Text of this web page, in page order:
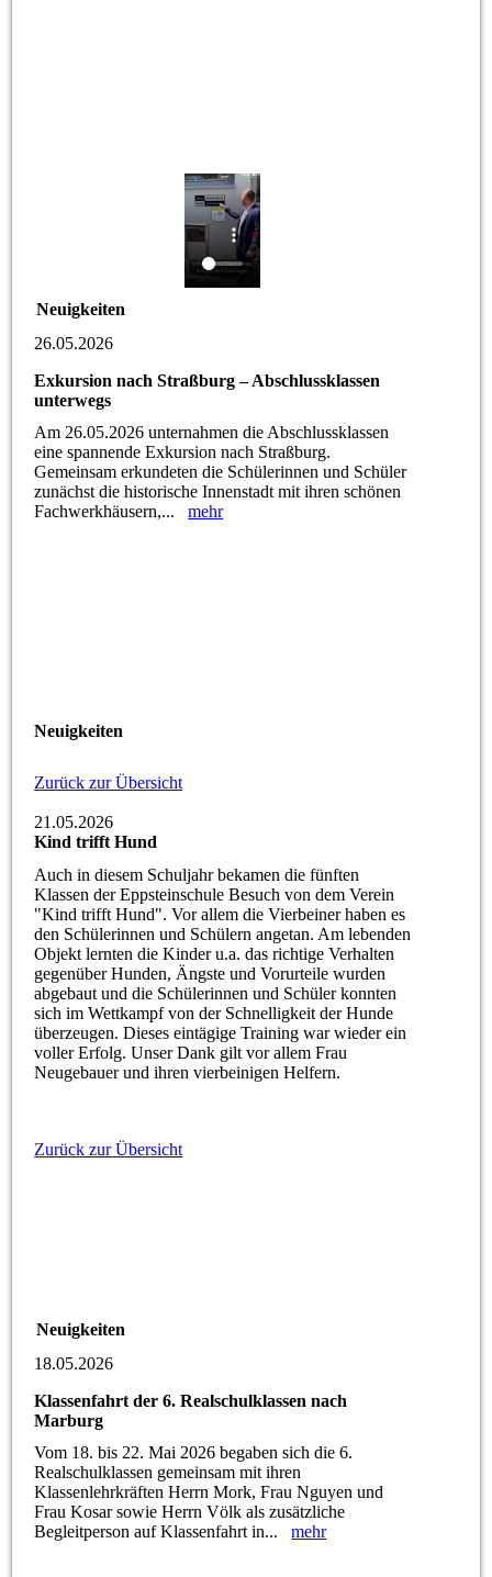
Neuigkeiten
26.05.2026
Exkursion nach Straßburg – Abschlussklassen
unterwegs
Am 26.05.2026 unternahmen die Abschlussklassen
eine spannende Exkursion nach Straßburg.
Gemeinsam erkundeten die Schülerinnen und Schüler
zunächst die historische Innenstadt mit ihren schönen
Fachwerkhäusern,...mehr
Neuigkeiten
Zurück zur Übersicht
21.05.2026
Kind trifft Hund
Auch in diesem Schuljahr bekamen die fünften
Klassen der Eppsteinschule Besuch von dem Verein
"Kind trifft Hund". Vor allem die Vierbeiner haben es
den Schülerinnen und Schülern angetan. Am lebenden
Objekt lernten die Kinder u.a. das richtige Verhalten
gegenüber Hunden, Ängste und Vorurteile wurden
abgebaut und die Schülerinnen und Schüler konnten
sich im Wettkampf von der Schnelligkeit der Hunde
überzeugen. Dieses eintägige Training war wieder ein
voller Erfolg. Unser Dank gilt vor allem Frau
Neugebauer und ihren vierbeinigen Helfern.
Zurück zur Übersicht
Neuigkeiten
18.05.2026
Klassenfahrt der 6. Realschulklassen nach
Marburg
Vom 18. bis 22. Mai 2026 begaben sich die 6.
Realschulklassen gemeinsam mit ihren
Klassenlehrkräften Herrn Mork, Frau Nguyen und
Frau Kosar sowie Herrn Völk als zusätzliche
Begleitperson auf Klassenfahrt in...mehr